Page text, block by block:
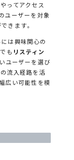
ってアクセス
ユーザーを対象
きます。
は興味関心の
も リスティン
ユーザーを選び
流入経路を活
広い可能性を模